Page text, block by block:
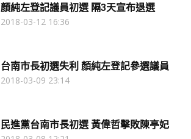
顏純左登記議員初選 隔3天宣布退選
2018-03-12 16:36
台南市長初選失利 顏純左登記參選議員
2018-03-09 23:14
民進黨台南市長初選 黃偉哲擊敗陳亭妃